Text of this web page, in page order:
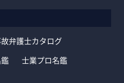
弁護士カタログ
鑑 士業プロ名鑑